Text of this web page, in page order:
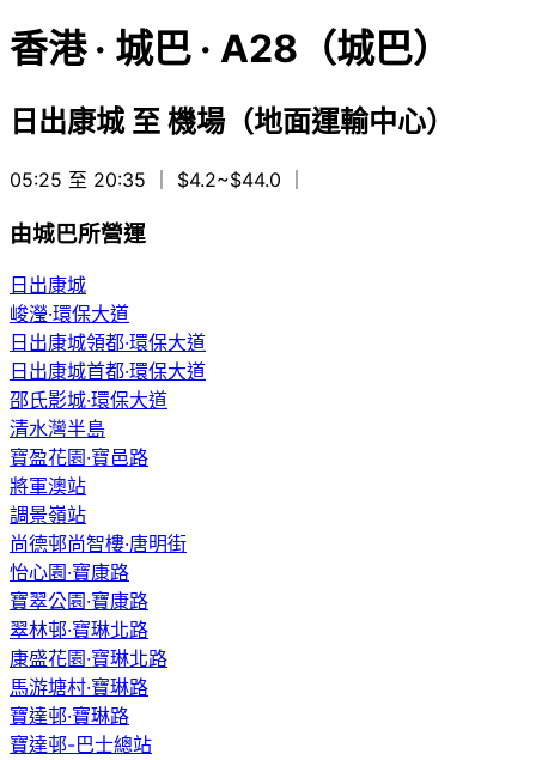
香港· 城巴 · A28（城巴）
日出康城 至 機場（地面運輸中心）
05:25 至 20:35 ｜ $4.2~$44.0
由城巴所營運
日出康城
峻瀅·環保大道
日出康城領都·環保大道
日出康城首都·環保大道
邵氏影城·環保大道
清水灣半島
寶盈花園·寶邑路
將軍澳站
調景嶺站
尚德邨尚智樓·唐明街
怡心園·寶康路
寶翠公園·寶康路
翠林邨·寶琳北路
康盛花園·寶琳北路
馬游塘村·寶琳路
寶達邨·寶琳路
寶達邨-巴士總站